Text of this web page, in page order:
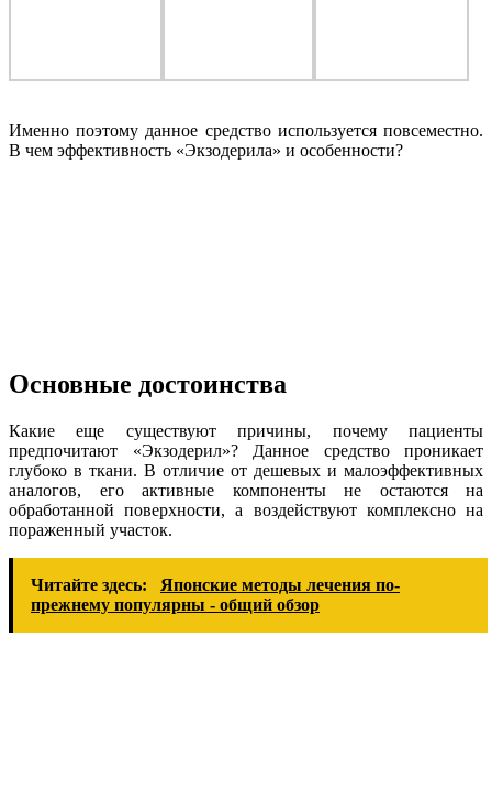
Именно поэтому данное средство используется повсеместно.
В чем эффективность «Экзодерила» и особенности?
Основные достоинства
Какие еще существуют причины, почему пациенты
предпочитают «Экзодерил»? Данное средство проникает
глубоко в ткани. В отличие от дешевых и малоэффективных
аналогов, его активные компоненты не остаются на
обработанной поверхности, а воздействуют комплексно на
пораженный участок.
Читайте здесь:
Японские методы лечения по-
прежнему популярны - общий обзор